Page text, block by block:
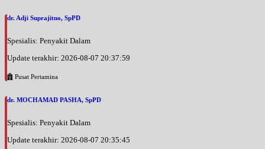
dr. Adji Suprajitno, SpPD
Spesialis: Penyakit Dalam
Update terakhir: 2026-08-07 20:37:59
Pusat Pertamina
dr. MOCHAMAD PASHA, SpPD
Spesialis: Penyakit Dalam
Update terakhir: 2026-08-07 20:35:45